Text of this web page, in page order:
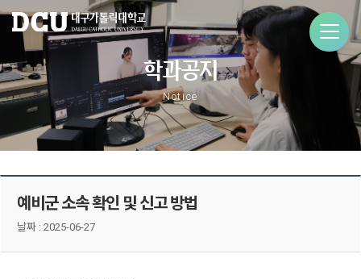
학과공지
Notice
예비군 소속 확인 및 신고 방법
날짜 : 2025-06-27